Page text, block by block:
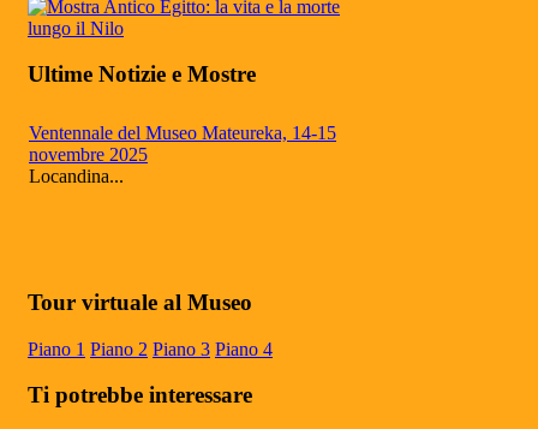
Ultime Notizie e Mostre
Ventennale del Museo Mateureka, 14-15
novembre 2025
Locandina...
riconosciuto fra i cinque più autorevoli in
Europa
dalla rivista UMI (Unione Matematici
Articolo RiminiIn
Tour virtuale al Museo
Piano 1 Piano 2 Piano 3 Piano 4
Ti potrebbe interessare